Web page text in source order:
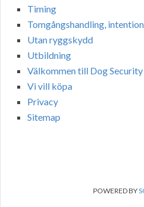
Timing
Tomgångshandling,
Utan ryggskydd
Utbildning
Välkommen till Dog
Vi vill köpa
Privacy
Sitemap
POWERED BY